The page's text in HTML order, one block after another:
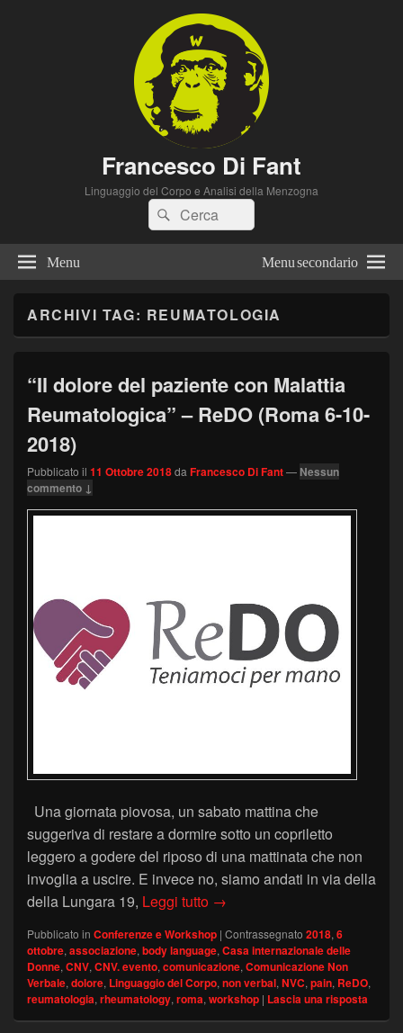
Francesco Di Fant
Linguaggio del Corpo e Analisi della Menzogna
Cerca:Cerca
Menu Menu secondario
ARCHIVI TAG: REUMATOLOGIA
“Il dolore del paziente con Malattia
Reumatologica” – ReDO (Roma 6-10-
2018)
Pubblicato il 11 Ottobre 2018da Francesco Di Fant— Nessun
commento ↓
Una giornata piovosa, un sabato mattina che
suggeriva di restare a dormire sotto un copriletto
leggero a godere del riposo di una mattinata che non
invoglia a uscire. E invece no, siamo andati in via della
della Lungara 19, Leggi tutto “Il dolore del paziente con
→
Pubblicato in Conferenze e Workshop | Contrassegnato 2018,6
ottobre,associazione,body language,Casa internazionale delle
Donne,CNV,CNV. evento,comunicazione,Comunicazione Non
Verbale,dolore, Linguaggio del Corpo,non verbal,NVC,pain, ReDO,
reumatologia,rheumatology,roma,workshop | Lascia una risposta